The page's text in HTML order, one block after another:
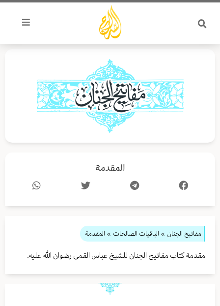
تخطي
المحتوى
المقدمة
مفاتيح الجنان » الباقيات الصالحات » المقدمة
مقدمة كتاب مفاتيح الجنان للشيخ عباس القمي رضوان الله عليه.